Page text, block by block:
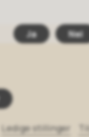
Ja Nei
Ledige stillinger